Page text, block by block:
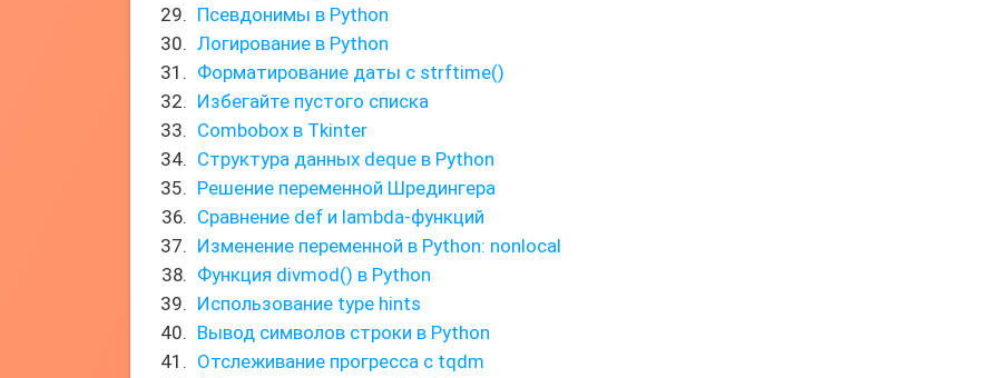
Псевдонимы в Python
Логирование в Python
Форматирование даты с strftime()
Избегайте пустого списка
Combobox в Tkinter
Структура данных deque в Python
Решение переменной Шредингера
Сравнение def и lambda-функций
Изменение переменной в Python: nonlocal
Функция divmod() в Python
Использование type hints
Вывод символов строки в Python
Отслеживание прогресса с tqdm